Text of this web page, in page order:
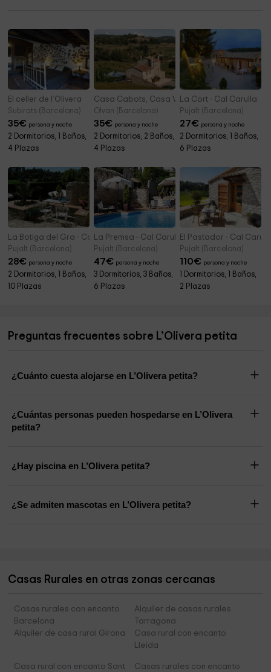
El celler de l’Olivera
Subirats (Barcelona)
35€ persona y noche
2 Dormitorios, 1 Baños,
4 Plazas
Casa Cabots, Casa Verde
Olvan (Barcelona)
35€ persona y noche
2 Dormitorios, 2 Baños,
4 Plazas
La Cort - Cal Carulla
Pujalt (Barcelona)
27€ persona y noche
2 Dormitorios, 1 Baños,
6 Plazas
La Botiga del Gra - Cal Carulla
Pujalt (Barcelona)
28€ persona y noche
2 Dormitorios, 1 Baños,
10 Plazas
La Premsa - Cal Carulla
Pujalt (Barcelona)
47€ persona y noche
3 Dormitorios, 3 Baños,
6 Plazas
El Pastador - Cal
Pujalt (Barcelona)
110€ persona y noche
1 Dormitorios, 1 Baños,
2 Plazas
Preguntas frecuentes sobre L’Olivera petita
¿Cuánto cuesta alojarse en L’Olivera petita?
¿Cuántas personas pueden hospedarse en L’Olivera
petita?
¿Hay piscina en L’Olivera petita?
¿Se admiten mascotas en L’Olivera petita?
Casas Rurales en otras zonas cercanas
Casas rurales con encanto
Barcelona
Alquiler de casas rurales
Tarragona
Alquiler de casa rural Girona
Casa rural con encanto
Lleida
Casa rural con encanto Sant
Casas rurales con encanto